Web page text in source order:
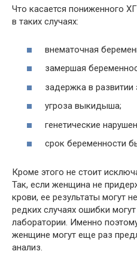
Что касается пониженного
в таких случаях:
внематочная
замершая
задержка в развитии
угроза выкидыша;
генетические
срок беременности
Кроме этого не стоит
Так, если женщина не
крови, ее результаты могут
редких случаях ошибки
лаборатории. Именно
женщине могут еще раз
анализ.